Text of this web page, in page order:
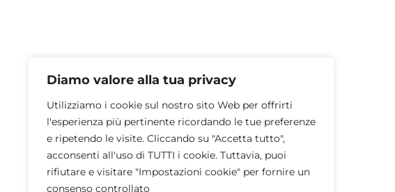
Diamo valore alla tua privacy
Utilizziamo i cookie sul nostro sito Web per offrirti
l'esperienza più pertinente ricordando le tue preferenze
e ripetendo le visite. Cliccando su "Accetta tutto",
acconsenti all'uso di TUTTI i cookie. Tuttavia, puoi
rifiutare e visitare "Impostazioni cookie" per fornire un
consenso controllato